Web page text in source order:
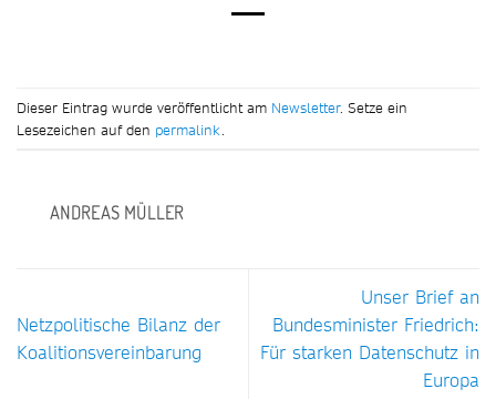
Dieser Eintrag wurde veröffentlicht am Newsletter. Setze ein
Lesezeichen auf den permalink.
ANDREAS MÜLLER
Netzpolitische Bilanz der
Koalitionsvereinbarung
Unser Brief an
Bundesminister Friedrich:
Für starken Datenschutz in
Europa